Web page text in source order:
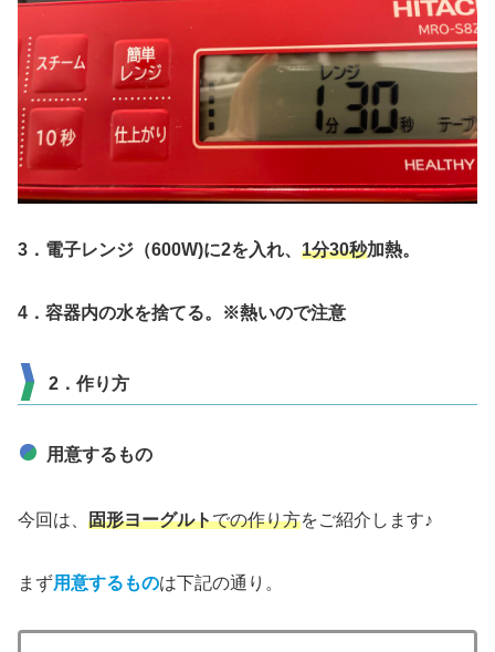
3．電子レンジ（600W)に2を入れ、 1分30秒加熱。
4．容器内の水を捨てる。※熱いので注意
2．作り方
用意するもの
今回は、 固形ヨーグルトでの作り方をご紹介します♪
まず用意するものは下記の通り。